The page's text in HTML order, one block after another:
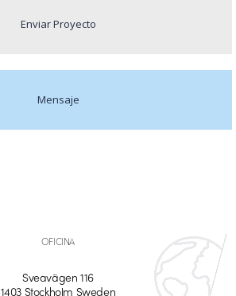
Enviar Proyecto
Mensaje
OFICINA
Sveavägen 116
1403 Stockholm Sweden